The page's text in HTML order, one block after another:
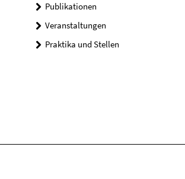
Publikationen
Veranstaltungen
Praktika und Stellen